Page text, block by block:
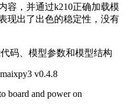
容，并通过k210正确加载模
现出了出色的稳定性，没有
v0.4.8
board and power on